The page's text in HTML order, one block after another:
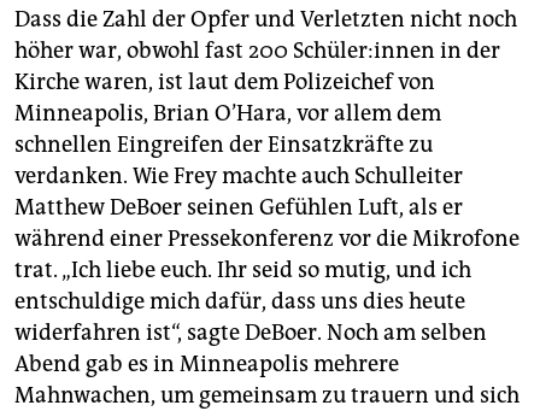
Dass die Zahl der Opfer und Verletzten nicht noch
höher war, obwohl fast 200 Schü­le­r:in­nen in der
Kirche waren, ist laut dem Polizeichef von
Minneapolis, Brian O’Hara, vor allem dem
schnellen Eingreifen der Einsatzkräfte zu
verdanken. Wie Frey machte auch Schulleiter
Matthew DeBoer seinen Gefühlen Luft, als er
während einer Pressekonferenz vor die Mikrofone
trat. „Ich liebe euch. Ihr seid so mutig, und ich
entschuldige mich dafür, dass uns dies heute
widerfahren ist“, sagte DeBoer. Noch am selben
Abend gab es in Minneapolis mehrere
Mahnwachen, um gemeinsam zu trauern und sich